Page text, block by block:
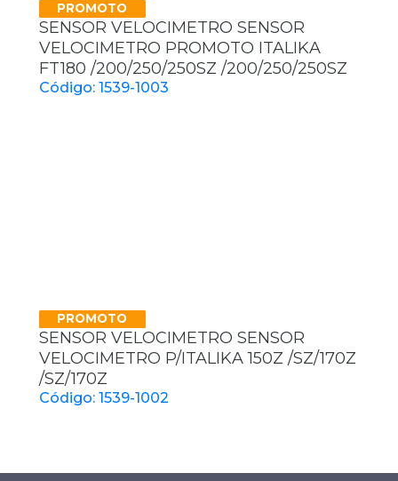
PROMOTO
SENSOR VELOCIMETRO SENSOR
VELOCIMETRO PROMOTO ITALIKA
FT180 /200/250/250SZ /200/250/250SZ
Código: 1539-1003
PROMOTO
SENSOR VELOCIMETRO SENSOR
VELOCIMETRO P/ITALIKA 150Z /SZ/170Z
/SZ/170Z
Código: 1539-1002